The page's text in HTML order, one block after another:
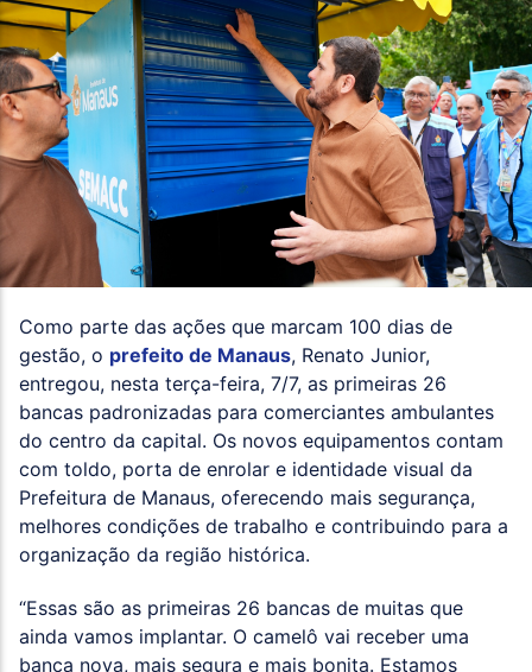
Como parte das ações que marcam 100 dias de
gestão, o prefeito de Manaus, Renato Junior,
entregou, nesta terça-feira, 7/7, as primeiras 26
bancas padronizadas para comerciantes ambulantes
do centro da capital. Os novos equipamentos contam
com toldo, porta de enrolar e identidade visual da
Prefeitura de Manaus, oferecendo mais segurança,
melhores condições de trabalho e contribuindo para a
organização da região histórica.
“Essas são as primeiras 26 bancas de muitas que
ainda vamos implantar. O camelô vai receber uma
banca nova, mais segura e mais bonita. Estamos